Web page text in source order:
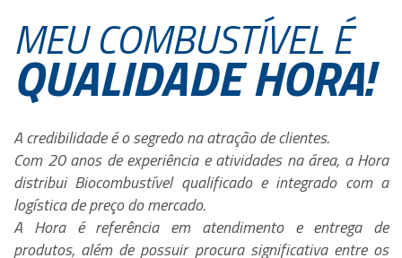
MEU COMBUSTÍVEL É
QUALIDADE HORA!
A credibilidade é o segredo na atração de clientes.
Com 20 anos de experiência e atividades na área, a Hora
distribui Biocombustível qualificado e integrado com a
logística de preço do mercado.
A Hora é referência em atendimento e entrega de
produtos, além de possuir procura significativa entre os